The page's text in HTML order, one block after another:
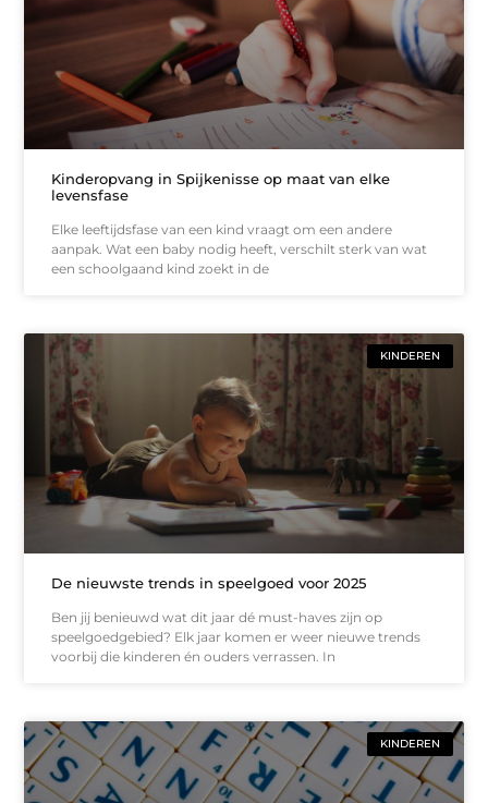
Kinderopvang in Spijkenisse op maat van elke
levensfase
Elke leeftijdsfase van een kind vraagt om een andere
aanpak. Wat een baby nodig heeft, verschilt sterk van wat
een schoolgaand kind zoekt in de
KINDEREN
De nieuwste trends in speelgoed voor 2025
Ben jij benieuwd wat dit jaar dé must-haves zijn op
speelgoedgebied? Elk jaar komen er weer nieuwe trends
voorbij die kinderen én ouders verrassen. In
KINDEREN